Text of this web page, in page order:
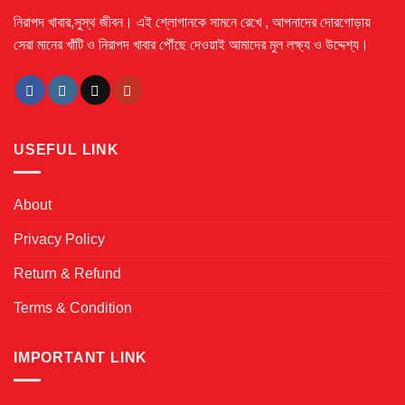
নিরাপদ খাবার,সুস্থ জীবন। এই শ্লোগানকে সামনে রেখে , আপনাদের দোরগোড়ায়
সেরা মানের খাঁটি ও নিরাপদ খাবার পৌঁছে দেওয়াই আমাদের মুল লক্ষ্য ও উদ্দেশ্য।
USEFUL LINK
About
Privacy Policy
Return & Refund
Terms & Condition
IMPORTANT LINK